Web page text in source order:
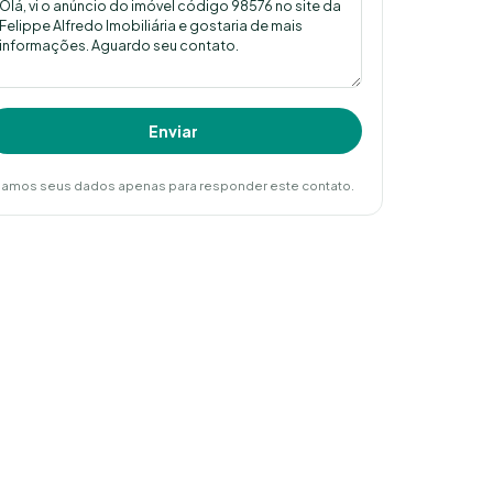
Enviar
seus dados apenas para responder este contato.